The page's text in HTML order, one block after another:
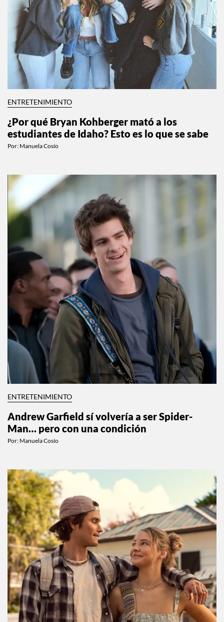
ENTRETENIMIENTO
¿Por qué Bryan Kohberger mató a los
estudiantes de Idaho? Esto es lo que se sabe
Por: Manuela Cosío
ENTRETENIMIENTO
Andrew Garfield sí volvería a ser Spider-
Man… pero con una condición
Por: Manuela Cosío